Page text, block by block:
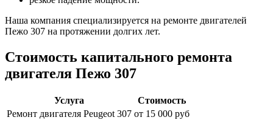
Наша компания специализируется на ремонте двигателей
Пежо 307 на протяжении долгих лет.
Стоимость капитального ремонта
двигателя Пежо 307
Услуга
Стоимость
Ремонт двигателя Peugeot 307 от 15 000 руб